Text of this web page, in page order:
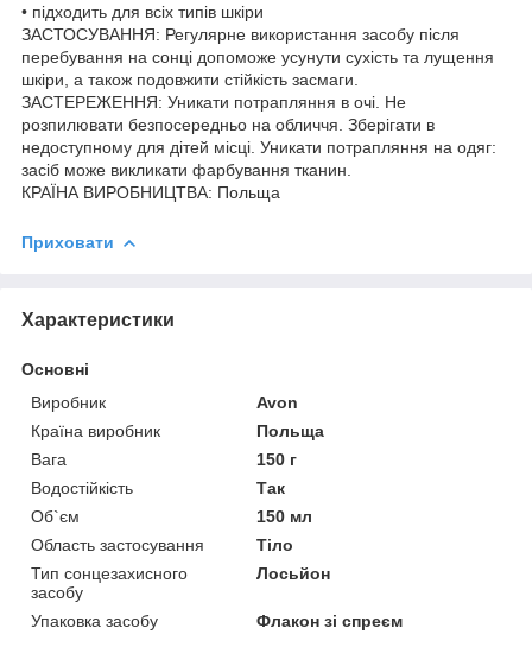
• підходить для всіх типів шкіри
ЗАСТОСУВАННЯ: Регулярне використання засобу після
перебування на сонці допоможе усунути сухість та лущення
шкіри, а також подовжити стійкість засмаги.
ЗАСТЕРЕЖЕННЯ: Уникати потрапляння в очі. Не
розпилювати безпосередньо на обличчя. Зберігати в
недоступному для дітей місці. Уникати потрапляння на одяг:
засіб може викликати фарбування тканин.
КРАЇНА ВИРОБНИЦТВА: Польща
Приховати
Характеристики
Основні
Виробник
Avon
Країна виробник
Польща
Вага
150 г
Водостійкість
Так
Об`єм
150 мл
Область застосування
Тіло
Тип сонцезахисного
засобу
Лосьйон
Упаковка засобу
Флакон зі спреєм